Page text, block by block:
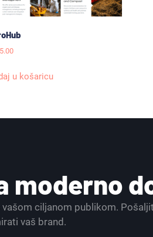
u košaricu
moderno
ciljanom publikom.
vaš brand.